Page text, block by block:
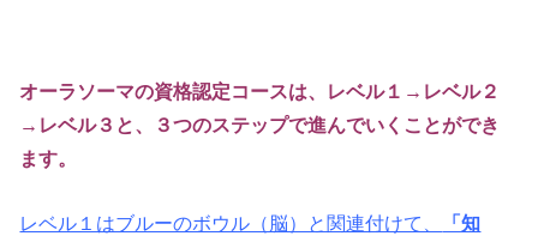
オーラソーマの資格認定コースは、 レベル１→レベル２
→レベル３と、
３つのステップで進んでいくことができ
ます。
レベル１はブルーのボウル（脳）と関連付けて、
「知